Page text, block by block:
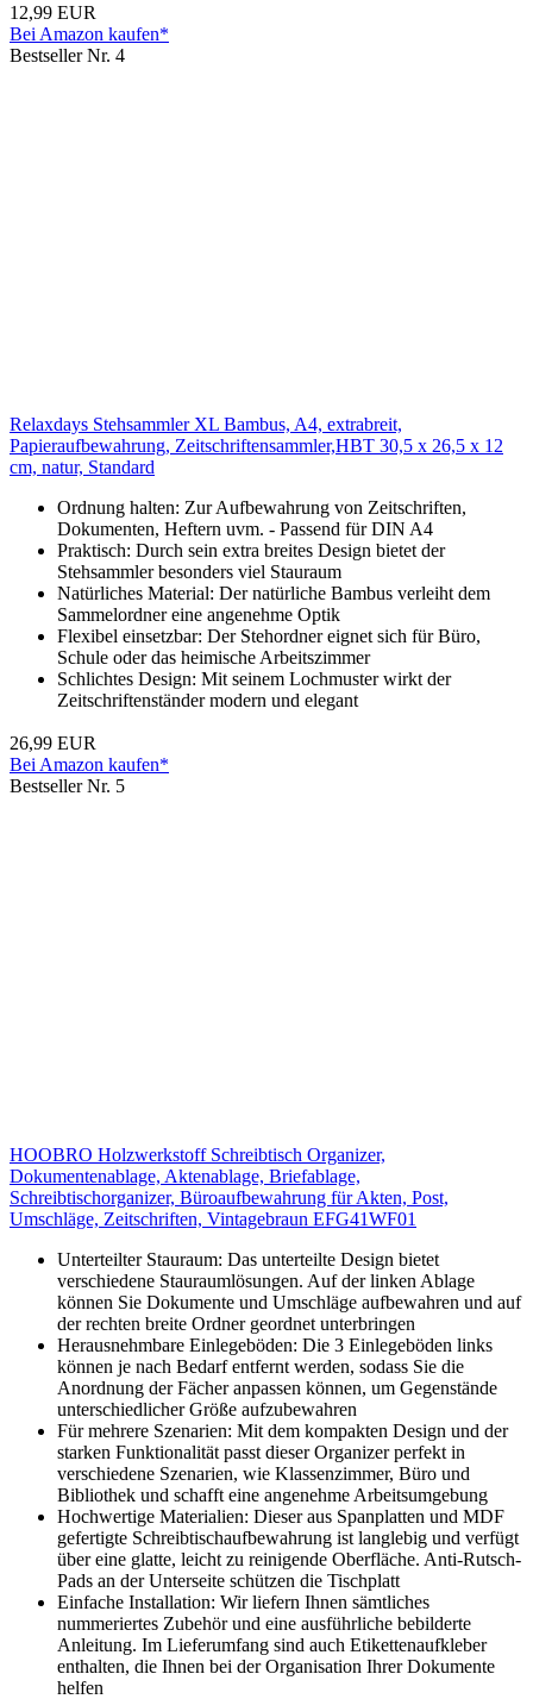
12,99 EUR
Bei Amazon kaufen*
Bestseller Nr. 4
Relaxdays Stehsammler XL Bambus, A4, extrabreit,
Papieraufbewahrung, Zeitschriftensammler,HBT 30,5 x 26,5 x 12
cm, natur, Standard
Ordnung halten: Zur Aufbewahrung von Zeitschriften,
Dokumenten, Heftern uvm. - Passend für DIN A4
Praktisch: Durch sein extra breites Design bietet der
Stehsammler besonders viel Stauraum
Natürliches Material: Der natürliche Bambus verleiht dem
Sammelordner eine angenehme Optik
Flexibel einsetzbar: Der Stehordner eignet sich für Büro,
Schule oder das heimische Arbeitszimmer
Schlichtes Design: Mit seinem Lochmuster wirkt der
Zeitschriftenständer modern und elegant
26,99 EUR
Bei Amazon kaufen*
Bestseller Nr. 5
HOOBRO Holzwerkstoff Schreibtisch Organizer,
Dokumentenablage, Aktenablage, Briefablage,
Schreibtischorganizer, Büroaufbewahrung für Akten, Post,
Umschläge, Zeitschriften, Vintagebraun EFG41WF01
Unterteilter Stauraum: Das unterteilte Design bietet
verschiedene Stauraumlösungen. Auf der linken Ablage
können Sie Dokumente und Umschläge aufbewahren und auf
der rechten breite Ordner geordnet unterbringen
Herausnehmbare Einlegeböden: Die 3 Einlegeböden links
können je nach Bedarf entfernt werden, sodass Sie die
Anordnung der Fächer anpassen können, um Gegenstände
unterschiedlicher Größe aufzubewahren
Für mehrere Szenarien: Mit dem kompakten Design und der
starken Funktionalität passt dieser Organizer perfekt in
verschiedene Szenarien, wie Klassenzimmer, Büro und
Bibliothek und schafft eine angenehme Arbeitsumgebung
Hochwertige Materialien: Dieser aus Spanplatten und MDF
gefertigte Schreibtischaufbewahrung ist langlebig und verfügt
über eine glatte, leicht zu reinigende Oberfläche. Anti-Rutsch-
Pads an der Unterseite schützen die Tischplatt
Einfache Installation: Wir liefern Ihnen sämtliches
nummeriertes Zubehör und eine ausführliche bebilderte
Anleitung. Im Lieferumfang sind auch Etikettenaufkleber
enthalten, die Ihnen bei der Organisation Ihrer Dokumente
helfen